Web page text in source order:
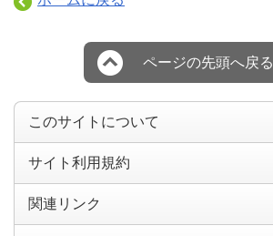
ページの先頭へ戻る
このサイトについて
サイト利用規約
関連リンク